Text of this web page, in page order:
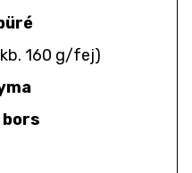
kb. 160 g/fej)